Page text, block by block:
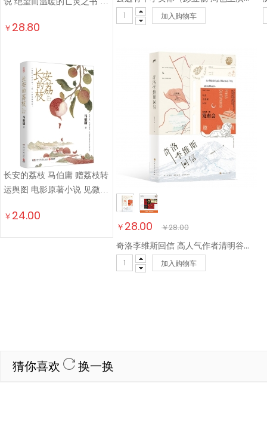
￥ 28.80
长安的荔枝 马伯庸 赠荔枝转
运舆图 电影原著小说 见微系
￥ 24.00
加入购物车
￥ 28.00 ￥28.00
奇洛李维斯回信 高人气作者清明谷雨口碑代表作！新增出版两万字番外《成人礼礼物》 ，附赠多重随书赠品
加入购物车
猜你喜欢 换一换